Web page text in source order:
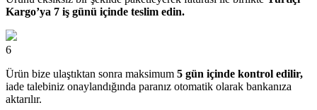
Kargo’ya 7 iş günü içinde teslim edin.
6
Ürün bize ulaştıktan sonra maksimum 5 gün içinde kontrol edilir,
iade talebiniz onaylandığında paranız otomatik olarak bankanıza
aktarılır.